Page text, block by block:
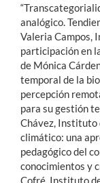
analógico.
Valeria Campos,
participación en
de Mónica
temporal de la
percepción
para su gestión
Chávez, Instituto
climático: una
pedagógico del
conocimientos y
Cofré, Instituto